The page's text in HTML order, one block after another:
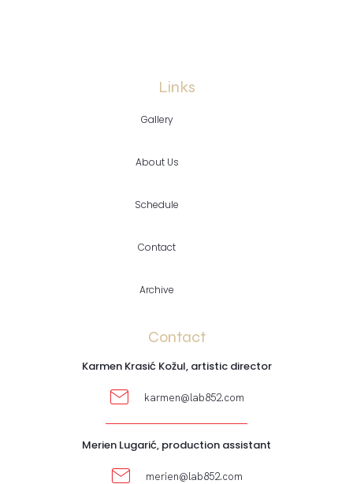
Links
Gallery
About Us
Schedule
Contact
Archive
Contact
Karmen Krasić Kožul, artistic director
karmen@lab852.com
Merien Lugarić, production assistant
merien@lab852.com